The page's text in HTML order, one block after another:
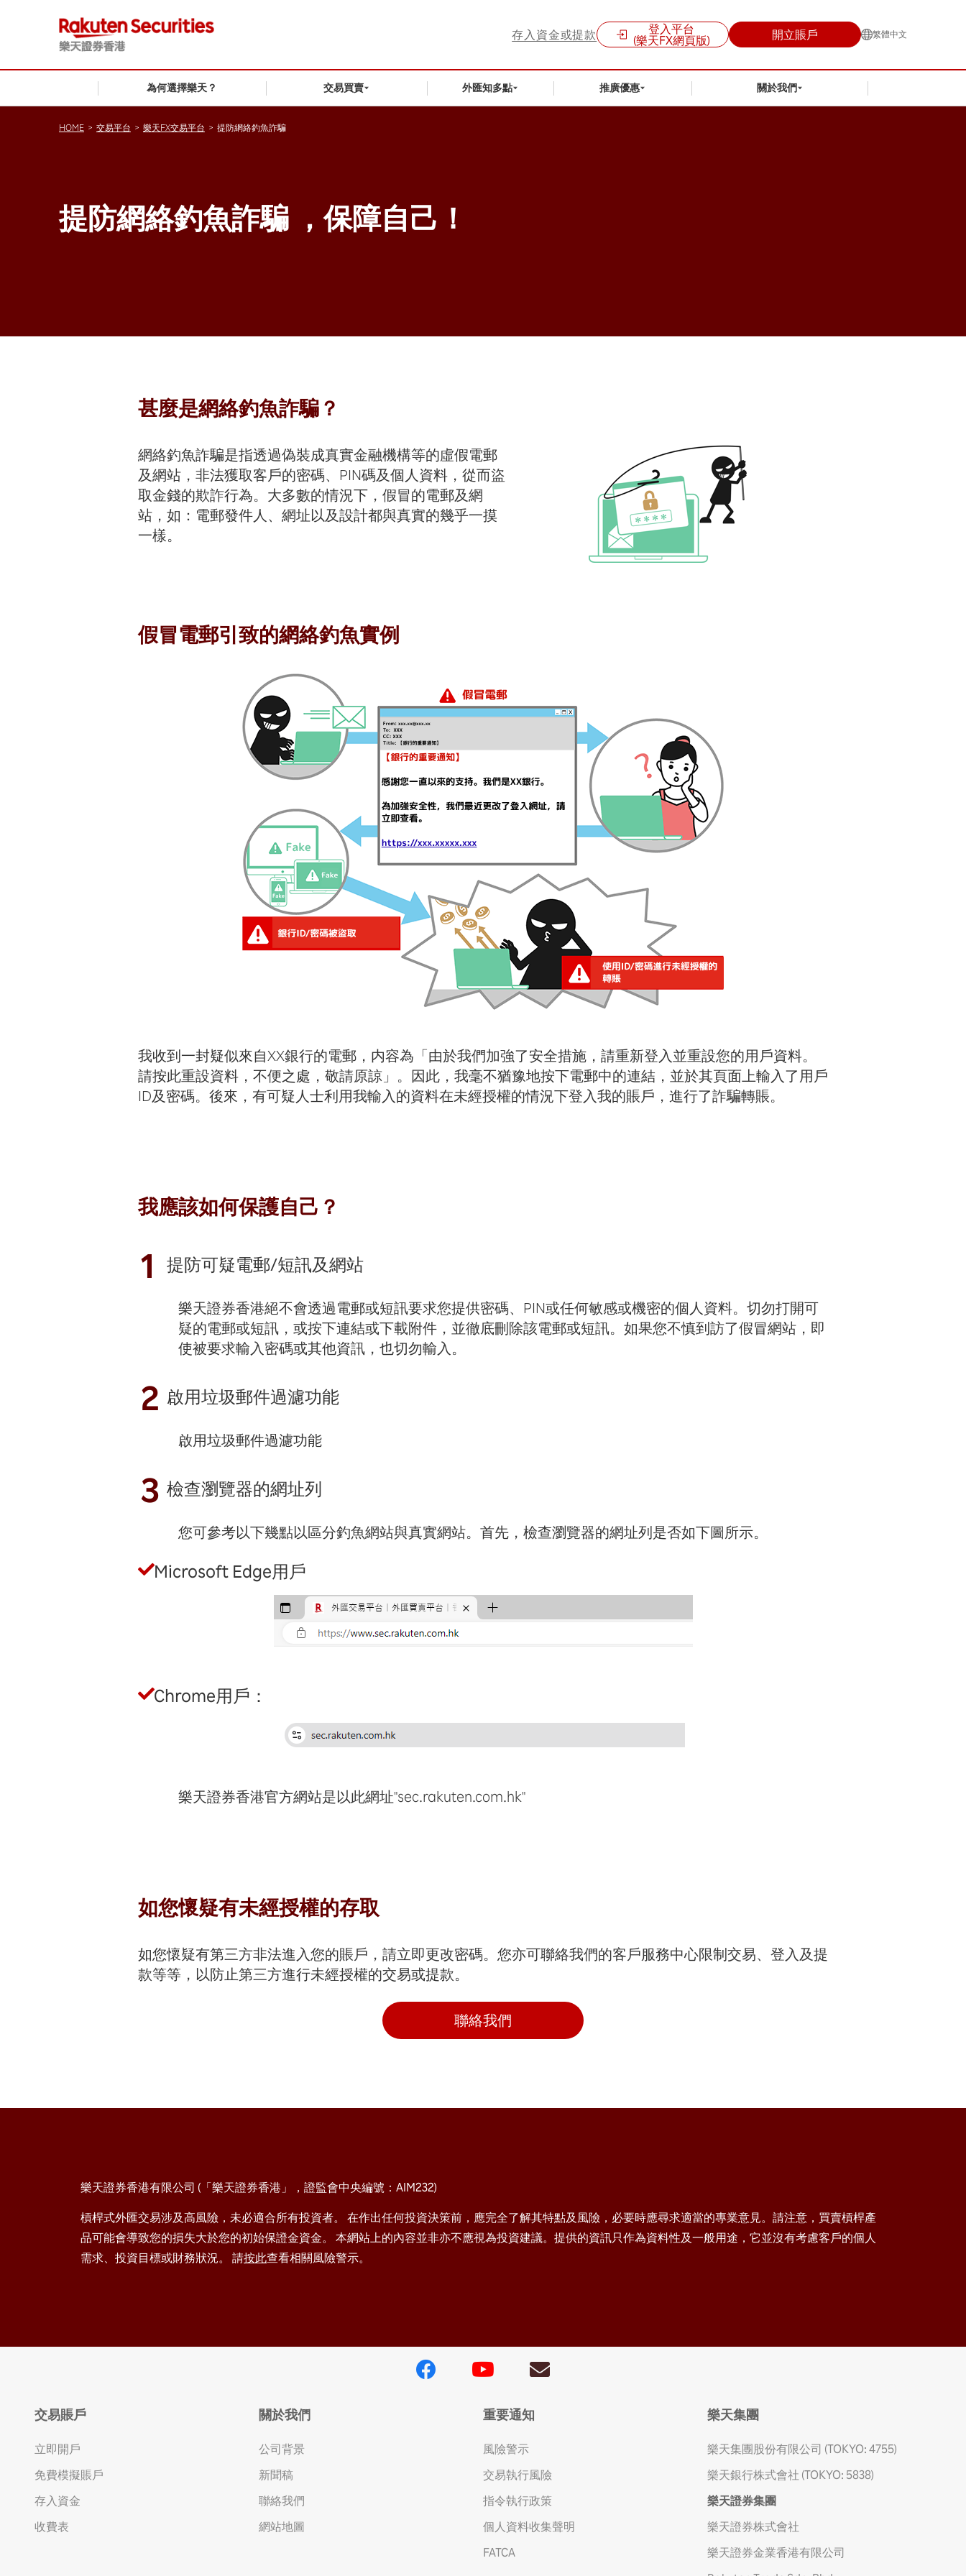
存入資金或提款
登入平台
(樂天FX網頁版)
開立賬戶 繁體中文
為何選擇樂天？ 交易買賣 外匯知多點 推廣優惠 關於我們
HOME > 交易平台 > 樂天FX交易平台 > 提防網絡釣魚詐騙
提防網絡釣魚詐騙 ，保障自己！
甚麼是網絡釣魚詐騙？
網絡釣魚詐騙是指透過偽裝成真實金融機構等的虛假電郵
及網站，非法獲取客戶的密碼、PIN碼及個人資料，從而盜
取金錢的欺詐行為。大多數的情況下，假冒的電郵及網
站，如：電郵發件人、網址以及設計都與真實的幾乎一摸
一樣。
假冒電郵引致的網絡釣魚實例
我收到一封疑似來自XX銀行的電郵，内容為「由於我們加強了安全措施，請重新登入並重設您的用戶資料。
請按此重設資料，不便之處，敬請原諒」。因此，我毫不猶豫地按下電郵中的連結，並於其頁面上輸入了用戶
ID及密碼。後來，有可疑人士利用我輸入的資料在未經授權的情況下登入我的賬戶，進行了詐騙轉賬。
我應該如何保護自己？
1 提防可疑電郵/短訊及網站
樂天證券香港絕不會透過電郵或短訊要求您提供密碼、PIN或任何敏感或機密的個人資料。切勿打開可
疑的電郵或短訊，或按下連結或下載附件，並徹底刪除該電郵或短訊。如果您不慎到訪了假冒網站，即
使被要求輸入密碼或其他資訊，也切勿輸入。
2 啟用垃圾郵件過濾功能
啟用垃圾郵件過濾功能
3 檢查瀏覽器的網址列
您可參考以下幾點以區分釣魚網站與真實網站。首先，檢查瀏覽器的網址列是否如下圖所示。
Microsoft Edge用戶
Chrome用戶：
樂天證券香港官方網站是以此網址"sec.rakuten.com.hk"
如您懷疑有未經授權的存取
如您懷疑有第三方非法進入您的賬戶，請立即更改密碼。您亦可聯絡我們的客戶服務中心限制交易、登入及提
款等等，以防止第三方進行未經授權的交易或提款。
聯絡我們
樂天證券香港有限公司 (「樂天證券香港」，證監會中央編號：AIM232)
槓桿式外匯交易涉及高風險，未必適合所有投資者。 在作出任何投資決策前，應完全了解其特點及風險，必要時應尋求適當的專業意見。請注意，買賣槓桿產
品可能會導致您的損失大於您的初始保證金資金。 本網站上的內容並非亦不應視為投資建議。提供的資訊只作為資料性及一般用途，它並沒有考慮客戶的個人
需求、投資目標或財務狀況。 請按此查看相關風險警示。
交易賬戶
立即開戶
免費模擬賬戶
存入資金
收費表
關於我們
公司背景
新聞稿
聯絡我們
網站地圖
重要通知
風險警示
交易執行風險
指令執行政策
個人資料收集聲明
FATCA
樂天集團
樂天集團股份有限公司 (TOKYO: 4755)
樂天銀行株式會社 (TOKYO: 5838)
樂天證券集團
樂天證券株式會社
樂天證券金業香港有限公司